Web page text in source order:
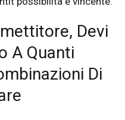
Devi
A Quanti
Di